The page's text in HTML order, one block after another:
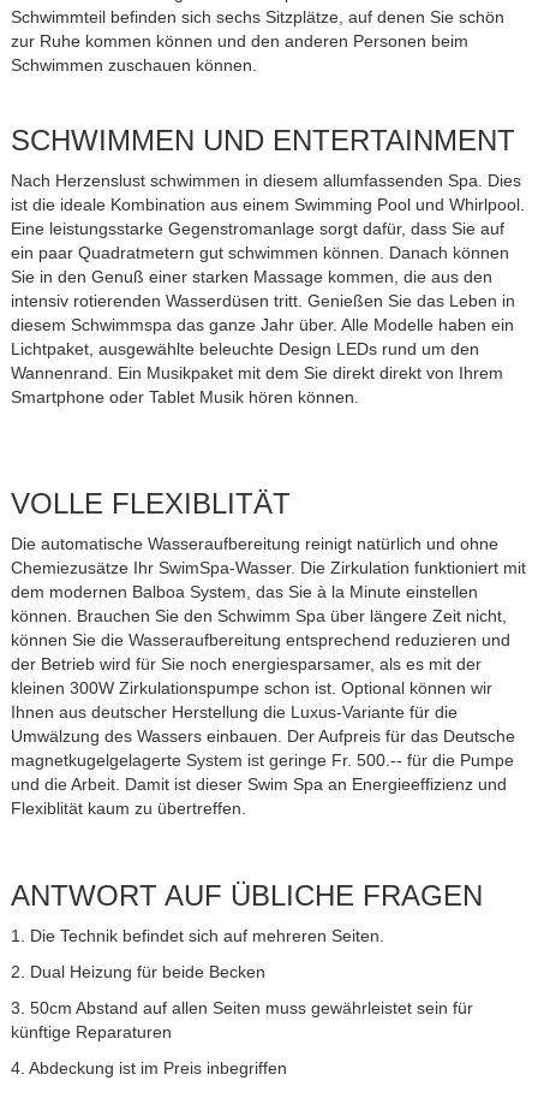
Schwimmteil befinden sich sechs Sitzplätze, auf denen Sie schön
zur Ruhe kommen können und den anderen Personen beim
Schwimmen zuschauen können.
SCHWIMMEN UND ENTERTAINMENT
Nach Herzenslust schwimmen in diesem allumfassenden Spa. Dies
ist die ideale Kombination aus einem Swimming Pool und Whirlpool.
Eine leistungsstarke Gegenstromanlage sorgt dafür, dass Sie auf
ein paar Quadratmetern gut schwimmen können. Danach können
Sie in den Genuß einer starken Massage kommen, die aus den
intensiv rotierenden Wasserdüsen tritt. Genießen Sie das Leben in
diesem Schwimmspa das ganze Jahr über. Alle Modelle haben ein
Lichtpaket, ausgewählte beleuchte Design LEDs rund um den
Wannenrand. Ein Musikpaket mit dem Sie direkt direkt von Ihrem
Smartphone oder Tablet Musik hören können.
VOLLE FLEXIBLITÄT
Die automatische Wasseraufbereitung reinigt natürlich und ohne
Chemiezusätze Ihr SwimSpa-Wasser. Die Zirkulation funktioniert mit
dem modernen Balboa System, das Sie à la Minute einstellen
können. Brauchen Sie den Schwimm Spa über längere Zeit nicht,
können Sie die Wasseraufbereitung entsprechend reduzieren und
der Betrieb wird für Sie noch energiesparsamer, als es mit der
kleinen 300W Zirkulationspumpe schon ist. Optional können wir
Ihnen aus deutscher Herstellung die Luxus-Variante für die
Umwälzung des Wassers einbauen. Der Aufpreis für das Deutsche
magnetkugelgelagerte System ist geringe Fr. 500.-- für die Pumpe
und die Arbeit. Damit ist dieser Swim Spa an Energieeffizienz und
Flexiblität kaum zu übertreffen.
ANTWORT AUF ÜBLICHE FRAGEN
1. Die Technik befindet sich auf mehreren Seiten.
​2. Dual Heizung für beide Becken
3. 50cm Abstand auf allen Seiten muss gewährleistet sein für
künftige Reparaturen
4. Abdeckung ist im Preis inbegriffen